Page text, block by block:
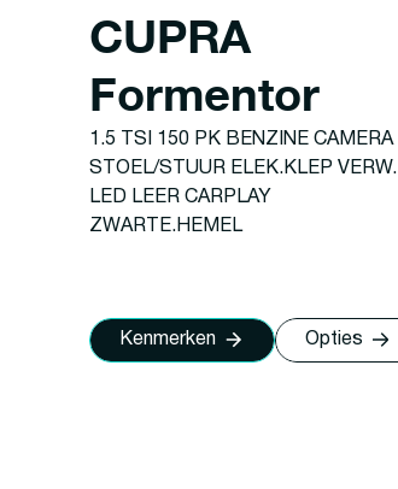
CUPRA
Formentor
1.5 TSI 150 PK BENZINE CAMERA
STOEL/STUUR ELEK.KLEP VERW.
LED LEER CARPLAY
ZWARTE.HEMEL
Kenmerken Opties